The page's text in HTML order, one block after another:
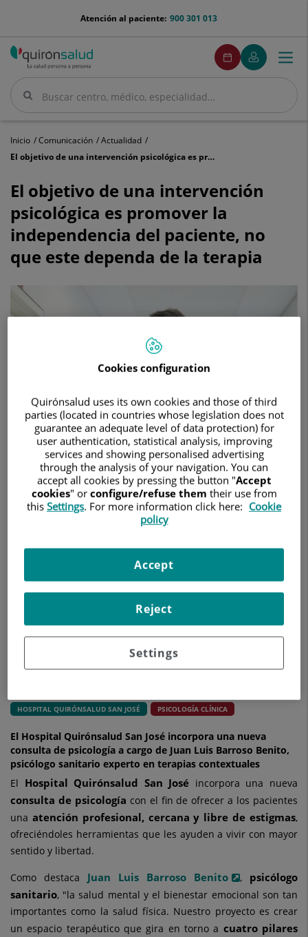
menu-
900 301 013
Atención al paciente:
Buscar
Buscar
menuPedirCita
Pedir
cita
Mi
Quirónsalud
Menú
Inicio Comunicación
Actualidad
El objetivo de una intervención psicológica es promover la independencia del paciente, no que este dependa de la terapia
objetivo
de
una
intervención
psicológica
es
promover
la
independencia
terapia
El objetivo de una intervención
psicológica es promover la
independencia del paciente, no
que este dependa de la terapia
HOSPITAL QUIRÓNSALUD SAN JOSÉ PSICOLOGÍA CLÍNICA
El Hospital Quirónsalud San José incorpora una nueva
consulta de psicología a cargo de Juan Luis Barroso Benito,
psicólogo sanitario experto en terapias contextuales
El Hospital Quirónsalud San José incorpora una nueva
consulta de psicología con el fin de ofrecer a los pacientes
una atención profesional, cercana y libre de estigmas,
ofreciéndoles herramientas que les ayuden a vivir con mayor
sentido y libertad.
Como destaca Juan Luis Barroso Benito , psicólogo
sanitario, "la salud mental y el bienestar emocional son tan
importantes como la salud física. Nuestro proyecto es crear
un espacio terapéutico que gira en torno a cuatro pilares
Cookies configuration
Quirónsalud uses its own cookies and those of third
parties (located in countries whose legislation does not
guarantee an adequate level of data protection) for
user authentication, statistical analysis, improving
services and showing personalised advertising
through the analysis of your navigation. You can
accept all cookies by pressing the button "Accept
cookies" or configure/refuse them their use from
this Settings. For more information click here: Cookie
policy
Settings
Reject
Accept